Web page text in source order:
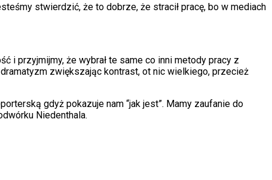
stwierdzić, że to dobrze, że stracił pracę, bo w mediach
i przyjmijmy, że wybrał te same co inni metody pracy z
zwiększając kontrast, ot nic wielkiego, przecież
gdyż pokazuje nam “jak jest”. Mamy zaufanie do
Niedenthala.